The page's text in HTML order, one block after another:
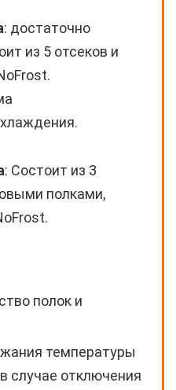
: достаточно
из 5 отсеков и
: Состоит из 3
полками,
полок и
температуры
случае отключения